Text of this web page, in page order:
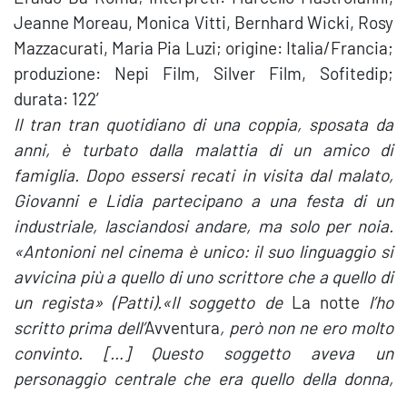
Jeanne Moreau, Monica Vitti, Bernhard Wicki, Rosy
Mazzacurati, Maria Pia Luzi; origine: Italia/Francia;
produzione: Nepi Film, Silver Film, Sofitedip;
durata: 122′
Il tran tran quotidiano di una coppia, sposata da
anni, è turbato dalla malattia di un amico di
famiglia. Dopo essersi recati in visita dal malato,
Giovanni e Lidia partecipano a una festa di un
industriale, lasciandosi andare, ma solo per noia.
«Antonioni nel cinema è unico: il suo linguaggio si
avvicina più a quello di uno scrittore che a quello di
un regista» (Patti).«Il soggetto deLa notte l’ho
scritto prima dell’Avventura, però non ne ero molto
convinto. […] Questo soggetto aveva un
personaggio centrale che era quello della donna,